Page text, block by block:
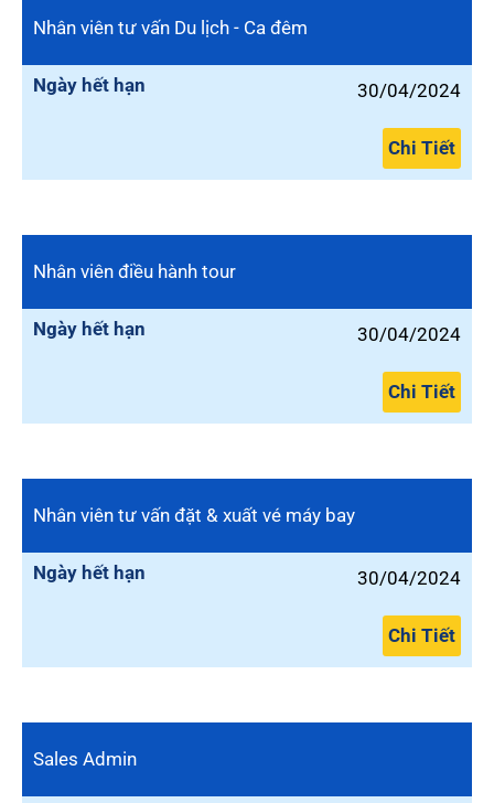
Nhân viên tư vấn Du lịch - Ca đêm
Ngày hết hạn 30/04/2024
Chi Tiết
Nhân viên điều hành tour
Ngày hết hạn 30/04/2024
Chi Tiết
Nhân viên tư vấn đặt & xuất vé máy bay
Ngày hết hạn 30/04/2024
Chi Tiết
Sales Admin